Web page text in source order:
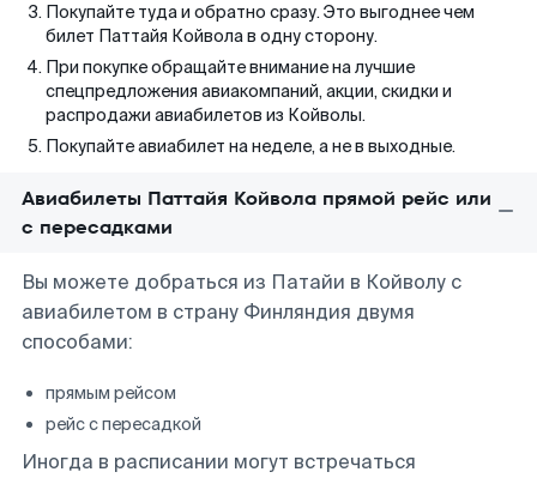
Покупайте туда и обратно сразу. Это выгоднее чем
билет Паттайя Койвола в одну сторону.
При покупке обращайте внимание на лучшие
спецпредложения авиакомпаний, акции, скидки и
распродажи авиабилетов из Койволы.
Покупайте авиабилет на неделе, а не в выходные.
Авиабилеты Паттайя Койвола прямой рейс или
с пересадками
Вы можете добраться из Патайи в Койволу с
авиабилетом в страну Финляндия двумя
способами:
прямым рейсом
рейс с пересадкой
Иногда в расписании могут встречаться